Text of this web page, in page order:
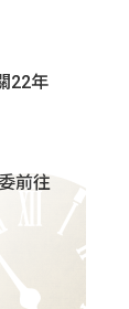
22年
前往